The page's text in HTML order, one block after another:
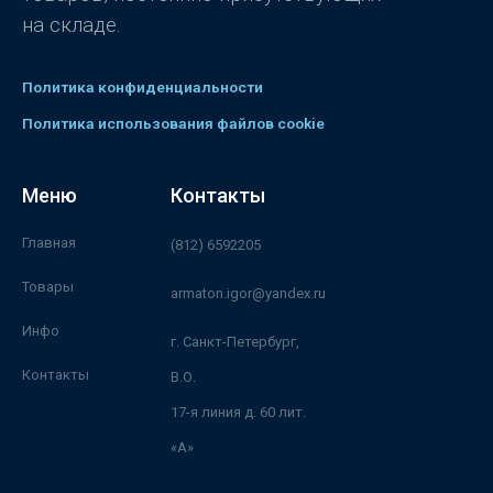
на складе.
Политика конфиденциальности
Политика использования файлов cookie
Меню
Главная
Товары
Инфо
Контакты
Контакты
(812) 6592205
armaton.igor@yandex.ru
г. Санкт-Петербург,
В.О.
17-я линия д. 60 лит.
«А»